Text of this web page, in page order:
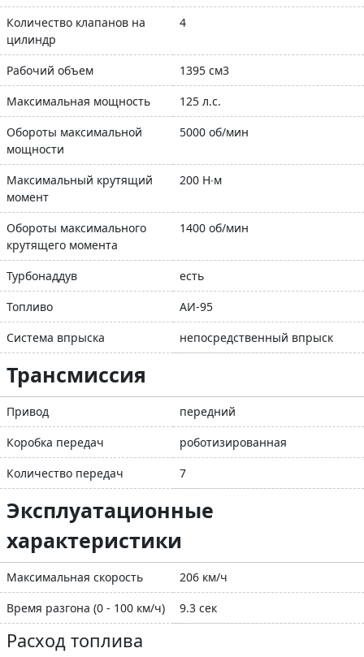
Количество клапанов на
цилиндр
4
Рабочий объем
1395 см3
Максимальная мощность
125 л.с.
Обороты максимальной
мощности
5000 об/мин
Максимальный крутящий
момент
200 Н∙м
Обороты максимального
крутящего момента
1400 об/мин
Турбонаддув
есть
Топливо
АИ-95
Система впрыска
непосредственный впрыск
Трансмиссия
Привод
передний
Коробка передач
роботизированная
Количество передач
7
Эксплуатационные
характеристики
Максимальная скорость
206 км/ч
Время разгона (0 - 100 км/ч)
9.3 сек
Расход топлива